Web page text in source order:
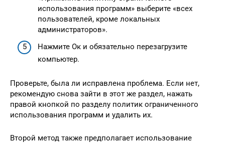
использования программ» выберите «всех
пользователей, кроме локальных
администраторов».
Нажмите Ок и обязательно перезагрузите
компьютер.
Проверьте, была ли исправлена проблема. Если нет,
рекомендую снова зайти в этот же раздел, нажать
правой кнопкой по разделу политик ограниченного
использования программ и удалить их.
Второй метод также предполагает использование